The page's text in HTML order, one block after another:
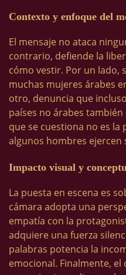
Contexto y enfoque del
El mensaje no ataca
contrario, defiende la
cómo vestir. Por un lado,
muchas mujeres árabes
otro, denuncia que
países no árabes
que se cuestiona no es
algunos hombres ejercen
Impacto visual y
La puesta en escena es
cámara adopta una
empatía con la
adquiere una fuerza
palabras potencia la
emocional. Finalmente,